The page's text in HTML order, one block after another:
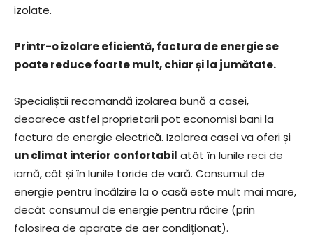
izolate.
Printr-o izolare eficientă, factura de energie se
poate reduce foarte mult, chiar și la jumătate.
Specialiștii recomandă izolarea bună a casei,
deoarece astfel proprietarii pot economisi bani la
factura de energie electrică. Izolarea casei va oferi și
un climat interior confortabil atât în lunile reci de
iarnă, cât și în lunile toride de vară. Consumul de
energie pentru încălzire la o casă este mult mai mare,
decât consumul de energie pentru răcire (prin
folosirea de aparate de aer condiționat).